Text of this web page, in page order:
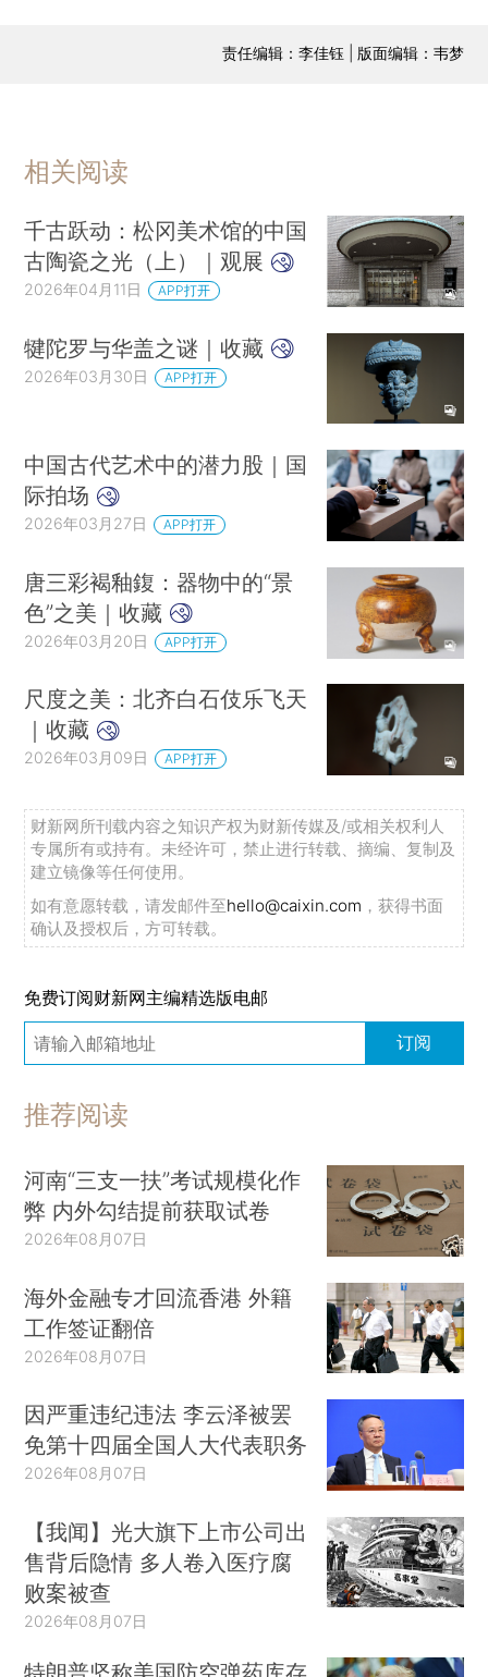
责任编辑：李佳钰 | 版面编辑：韦梦
相关阅读
千古跃动：松冈美术馆的中国
古陶瓷之光（上）｜观展
2026年04月11日 APP打开
犍陀罗与华盖之谜｜收藏
2026年03月30日 APP打开
中国古代艺术中的潜力股｜国
际拍场
2026年03月27日 APP打开
唐三彩褐釉鍑：器物中的“景
色”之美｜收藏
2026年03月20日 APP打开
尺度之美：北齐白石伎乐飞天
｜收藏
2026年03月09日 APP打开
财新网所刊载内容之知识产权为财新传媒及/或相关权利人
专属所有或持有。未经许可，禁止进行转载、摘编、复制及
建立镜像等任何使用。
如有意愿转载，请发邮件至hello@caixin.com ，获得书面
确认及授权后，方可转载。
免费订阅财新网主编精选版电邮
订阅
推荐阅读
河南“三支一扶”考试规模化作
弊 内外勾结提前获取试卷
2026年08月07日
海外金融专才回流香港 外籍
工作签证翻倍
2026年08月07日
因严重违纪违法 李云泽被罢
免第十四届全国人大代表职务
2026年08月07日
【我闻】光大旗下上市公司出
售背后隐情 多人卷入医疗腐
败案被查
2026年08月07日